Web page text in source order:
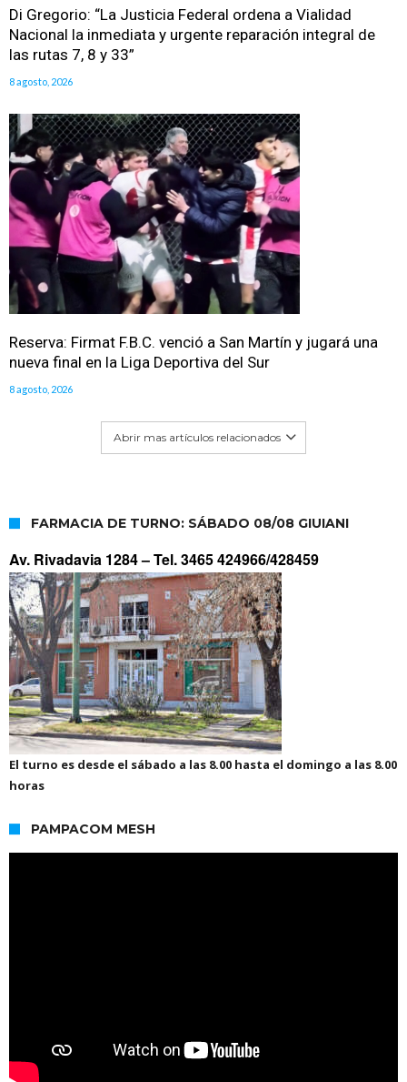
Di Gregorio: “La Justicia Federal ordena a Vialidad
Nacional la inmediata y urgente reparación integral de
las rutas 7, 8 y 33”
8 agosto, 2026
Reserva: Firmat F.B.C. venció a San Martín y jugará una
nueva final en la Liga Deportiva del Sur
8 agosto, 2026
Abrir mas artículos relacionados
FARMACIA DE TURNO: SÁBADO 08/08 GIUIANI
Av. Rivadavia 1284 –Tel. 3465 424966/428459
El turno es desde el sábado a las 8.00 hasta el domingo a las 8.00
horas
PAMPACOM MESH